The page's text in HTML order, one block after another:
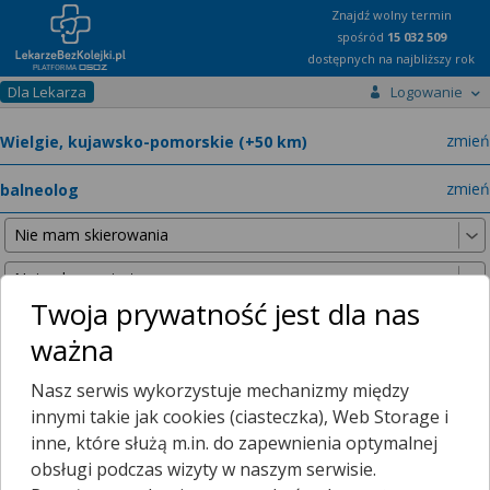
Znajdź wolny termin
spośród 15 032 509
dostępnych na najbliższy rok
Dla Lekarza Logowanie
zmień
zmień
Nie znaleźliśmy żadnych lekarzy w promieniu25 km , dlatego
zwiększyliśmy promień wyszukiwania do
50 km
Twoja prywatność jest dla nas
ważna
Nasz serwis wykorzystuje mechanizmy między
innymi takie jak cookies (ciasteczka), Web Storage i
inne, które służą m.in. do zapewnienia optymalnej
obsługi podczas wizyty w naszym serwisie.